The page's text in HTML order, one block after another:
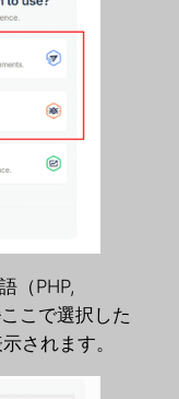
（PHP,
こで選択した
されます。